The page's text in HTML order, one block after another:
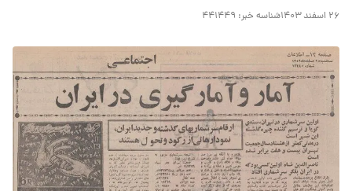
۲۶ اسفند ۱۴۰۳ شناسه خبر: ۴۴۱۴۴۹